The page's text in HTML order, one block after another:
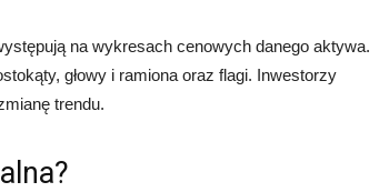
na wykresach cenowych danego aktywa.
głowy i ramiona oraz flagi. Inwestorzy
trendu.